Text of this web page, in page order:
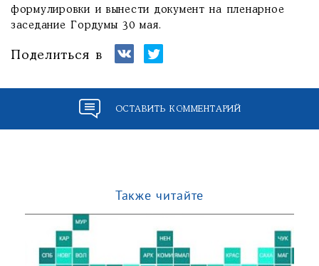
формулировки и вынести документ на пленарное
заседание Гордумы 30 мая.
Поделиться в
ОСТАВИТЬ КОММЕНТАРИЙ
Также читайте